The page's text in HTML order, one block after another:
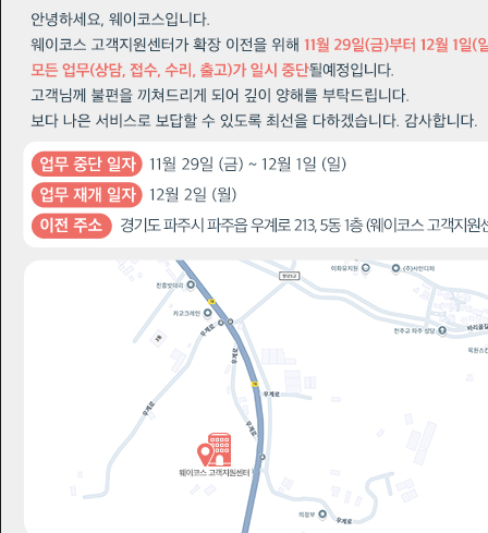
보도자료
번호
167
166 ‘문명 온라인’ 아이템 쿠폰 증정!!
165 ㈜웨이코스, 메탈 커버로 진화 !!